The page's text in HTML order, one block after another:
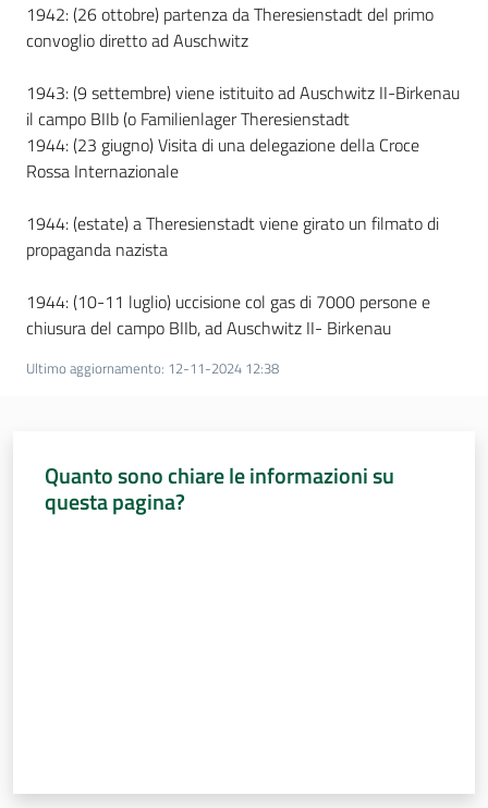
1942: (26 ottobre) partenza da Theresienstadt del primo
convoglio diretto ad Auschwitz
1943: (9 settembre) viene istituito ad Auschwitz II-Birkenau
il campo BIIb (o Familienlager Theresienstadt
1944: (23 giugno) Visita di una delegazione della Croce
Rossa Internazionale
1944: (estate) a Theresienstadt viene girato un filmato di
propaganda nazista
1944: (10-11 luglio) uccisione col gas di 7000 persone e
chiusura del campo BIIb, ad Auschwitz II- Birkenau
Ultimo aggiornamento: 12-11-2024 12:38
Quanto sono chiare le informazioni su
questa pagina?